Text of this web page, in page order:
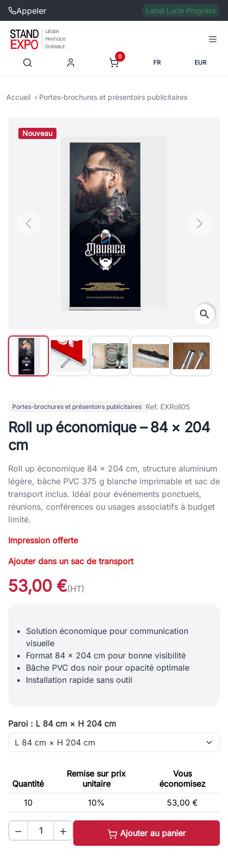
Appeler Label Lucie Progress
0
FR EUR
Accueil Portes-brochures et présentoirs publicitaires
Nouveau
Previous Next
search
Portes-brochures et présentoirs publicitaires Ref. EXRoll05
Roll up économique – 84 × 204
cm
Roll up économique 84 × 204 cm, structure aluminium
légère, bâche PVC 375 g blanche imprimable et sac de
transport inclus. Idéal pour événements ponctuels,
réunions, conférences ou usages associatifs à budget
limité.
Impression offerte
Ajouter dans un sac de transport
53,00 €(HT)
Solution économique pour communication
visuelle
Format 84 x 204 cm pour bonne visibilité
Bâche PVC dos noir pour opacité optimale
Installation rapide sans outil
Paroi : L 84 cm × H 204 cm
Quantité
Remise sur prix
unitaire
Vous
économisez
10
10% 53,00 €
  Ajouter au panier